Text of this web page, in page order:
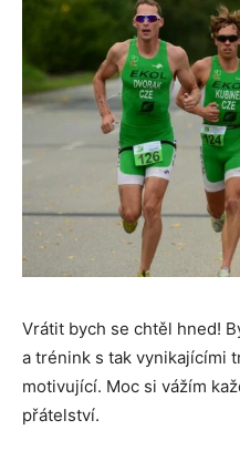
Vrátit bych se chtěl hned!
a trénink s tak vynikajícími
motivující. Moc si vážím
přátelství.